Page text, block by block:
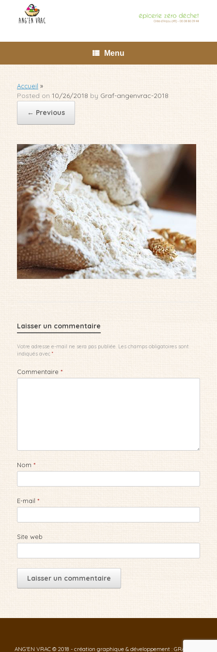
content
Menu
Accueil »
Posted on 10/26/2018 by Graf-angenvrac-2018
← Previous
Laisser un commentaire
Votre adresse e-mail ne sera pas publiée. Les champs obligatoires sont
indiqués avec*
Commentaire *
Nom *
E-mail *
Site web
ANG'EN VRAC © 2018 - création graphique & développement : GRAF-ID